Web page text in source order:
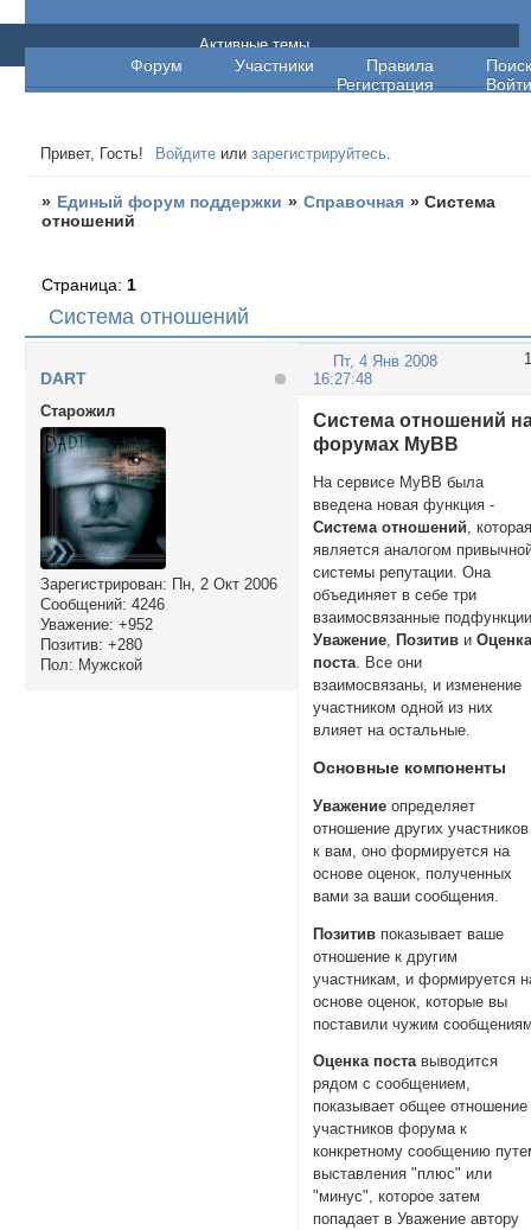
Единый форум поддержки
Форум Участники Правила
Поиск
Регистрация
Войти
Активные темы
Привет, Гость! Войдите илизарегистрируйтесь.
» Единый форум поддержки » Справочная »Система
отношений
Система отношений
Страница: 1
1
Пт, 4 Янв 2008
16:27:48
DART
Cтарожил
Зарегистрирован: Пн, 2 Окт 2006
Сообщений: 4246
Уважение: +952
Позитив: +280
Пол: Мужской
Система отношений
форумах MyBB
На сервисе MyBB была
введена новая функция -
Система отношений,
является аналогом
системы репутации. Она
объединяет в себе три
взаимосвязанные
Уважение, Позитив и
поста. Все они
взаимосвязаны, и изменение
участником одной из них
влияет на остальные.
Основные компоненты
Уважение определяет
отношение других участников
к вам, оно формируется на
основе оценок, полученных
вами за ваши сообщения.
Позитив показывает ваше
отношение к другим
участникам, и формируется
основе оценок, которые вы
поставили чужим
Оценка поставыводится
рядом с сообщением,
показывает общее отношение
участников форума к
конкретному сообщению
выставления "плюс" или
"минус", которое затем
попадает в Уважение автору